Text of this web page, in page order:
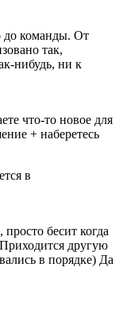
до команды. От
так,
нибудь, ни к
что-то новое для
+ наберетесь
в
бесит когда
другую
в порядке) Да